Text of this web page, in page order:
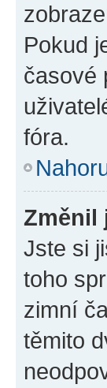
Pokud
časové
fóra.
Změnil
Jste si
toho
zimní
těmito